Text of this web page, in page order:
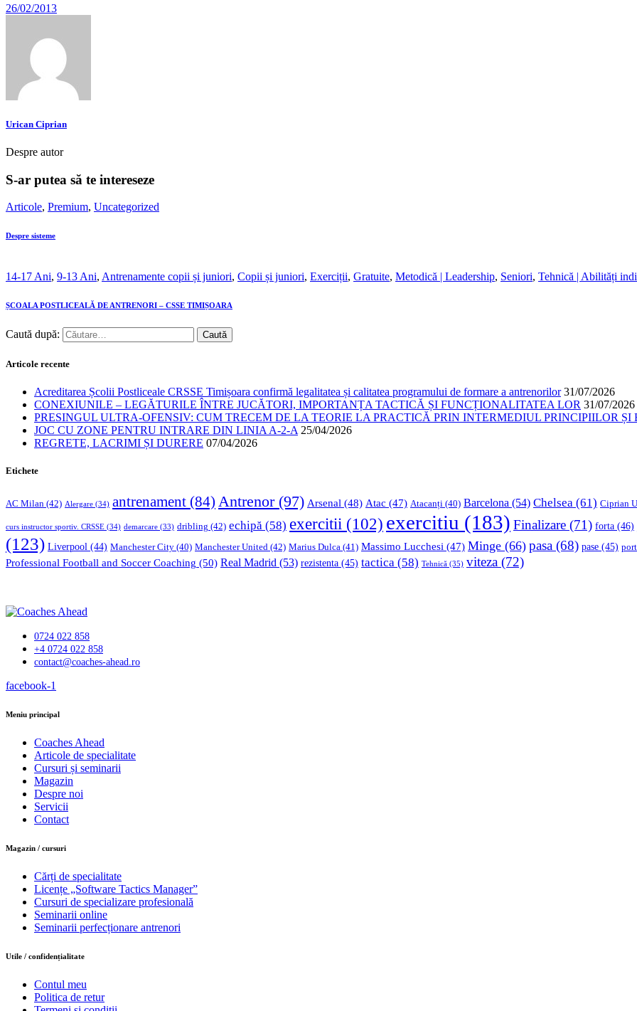
26/02/2013
Urican Ciprian
Despre autor
S-ar putea să te intereseze
Articole, Premium, Uncategorized
Despre sisteme
14-17 Ani, 9-13 Ani, Antrenamente copii și juniori, Copii și juniori, Exerciții, Gratuite, Metodică | Leadership, Seniori, Tehnică | Abilități
ȘCOALA POSTLICEALĂ DE ANTRENORI – CSSE TIMIȘOARA
Caută după:
Articole recente
Acreditarea Școlii Postliceale CRSSE Timișoara confirmă legalitatea și calitatea programului de formare a antrenorilor 31/07/2026
CONEXIUNILE – LEGĂTURILE ÎNTRE JUCĂTORI, IMPORTANȚA TACTICĂ ȘI FUNCȚIONALITATEA LOR 31/07/2026
PRESINGUL ULTRA-OFENSIV: CUM TRECEM DE LA TEORIE LA PRACTICĂ PRIN INTERMEDIUL PRINCIPIILOR ȘI
JOC CU ZONE PENTRU INTRARE DIN LINIA A-2-A 25/04/2026
REGRETE, LACRIMI ȘI DURERE 07/04/2026
Etichete
AC Milan (42) Alergare (34) antrenament (84) Antrenor(97) Arsenal (48) Atac (47) Atacanți (40) Barcelona (54) Chelsea (61) Ciprian
curs instructor sportiv. CRSSE (34) demarcare (33) dribling (42) echipă (58) exercitii (102) exercitiu (183) Finalizare (71) forta (46)
(123) Liverpool (44) Manchester City (40) Manchester United (42) Marius Dulca (41) Massimo Lucchesi (47) Minge (66) pasa (68) pase (45)
Professional Football and Soccer Coaching (50) Real Madrid (53) rezistenta (45) tactica (58) Tehnică (35) viteza (72)
0724 022 858
+4 0724 022 858
contact@coaches-ahead.ro
facebook-1
Meniu principal
Coaches Ahead
Articole de specialitate
Cursuri și seminarii
Magazin
Despre noi
Servicii
Contact
Magazin / cursuri
Cărți de specialitate
Licențe „Software Tactics Manager”
Cursuri de specializare profesională
Seminarii online
Seminarii perfecționare antrenori
Utile / confidențialitate
Contul meu
Politica de retur